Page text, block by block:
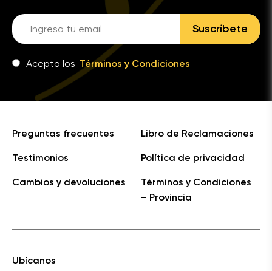
Suscríbete
Acepto los Términos y Condiciones
Preguntas frecuentes
Testimonios
Cambios y devoluciones
Libro de Reclamaciones
Política de privacidad
Términos y Condiciones
– Provincia
Ubícanos